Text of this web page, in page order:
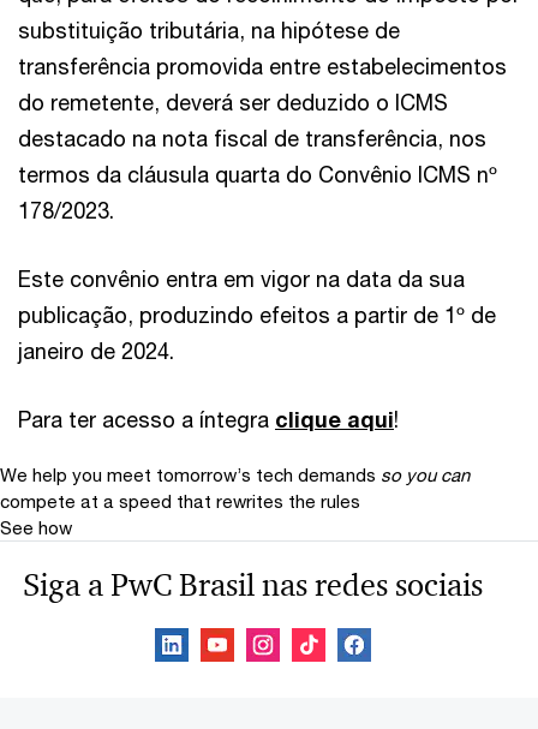
substituição tributária, na hipótese de
transferência promovida entre estabelecimentos
do remetente, deverá ser deduzido o ICMS
destacado na nota fiscal de transferência, nos
termos da cláusula quarta do Convênio ICMS nº
178/2023.
Este convênio entra em vigor na data da sua
publicação, produzindo efeitos a partir de 1º de
janeiro de 2024.
Para ter acesso a íntegra clique aqui!
We help you meet tomorrow’s tech demands so you can
compete at a speed that rewrites the rules
See how
Siga a PwC Brasil nas redes sociais